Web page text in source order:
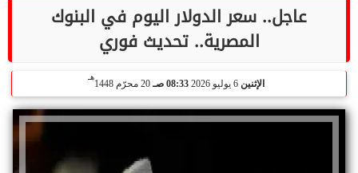
عاجل.. سعر الدولار اليوم في البنوك
المصرية.. تحديث فوري
الإثنين 6 يوليو 2026 08:33 صـ 20 محرّم 1448
هـ